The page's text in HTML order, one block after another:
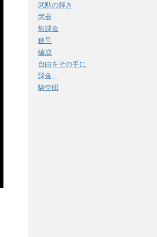
武勲の輝き
武器
無課金
称号
編成
自由をその手に
課金
騎空団